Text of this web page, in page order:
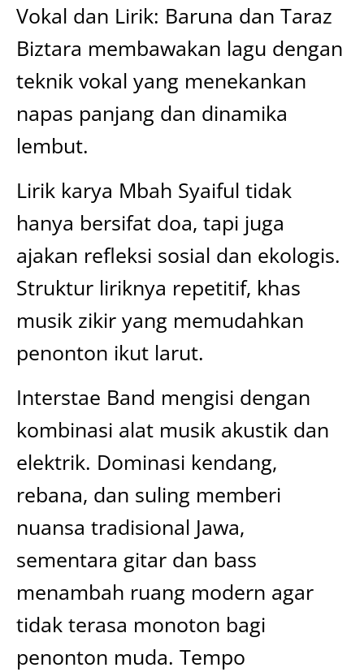
Vokal dan Lirik: Baruna dan Taraz
Biztara membawakan lagu dengan
teknik vokal yang menekankan
napas panjang dan dinamika
lembut.
Lirik karya Mbah Syaiful tidak
hanya bersifat doa, tapi juga
ajakan refleksi sosial dan ekologis.
Struktur liriknya repetitif, khas
musik zikir yang memudahkan
penonton ikut larut.
Interstae Band mengisi dengan
kombinasi alat musik akustik dan
elektrik. Dominasi kendang,
rebana, dan suling memberi
nuansa tradisional Jawa,
sementara gitar dan bass
menambah ruang modern agar
tidak terasa monoton bagi
penonton muda. Tempo